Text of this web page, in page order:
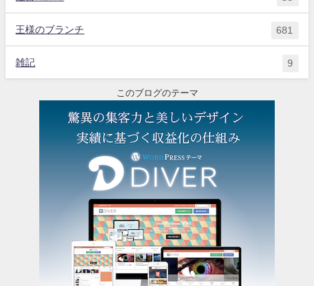
王様のブランチ 681
雑記 9
このブログのテーマ